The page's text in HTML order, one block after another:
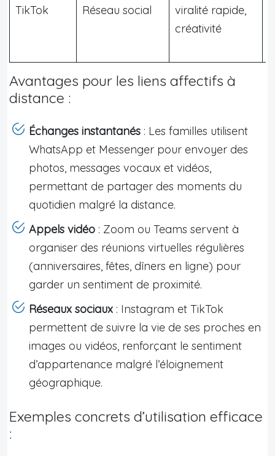
TikTok Réseau social
viralité rapide,
créativité
Avantages pour les liens affectifs à
distance :
Échanges instantanés : Les familles utilisent
WhatsApp et Messenger pour envoyer des
photos, messages vocaux et vidéos,
permettant de partager des moments du
quotidien malgré la distance.
Appels vidéo : Zoom ou Teams servent à
organiser des réunions virtuelles régulières
(anniversaires, fêtes, dîners en ligne) pour
garder un sentiment de proximité.
Réseaux sociaux : Instagram et TikTok
permettent de suivre la vie de ses proches en
images ou vidéos, renforçant le sentiment
d’appartenance malgré l’éloignement
géographique.
Exemples concrets d’utilisation efficace
: